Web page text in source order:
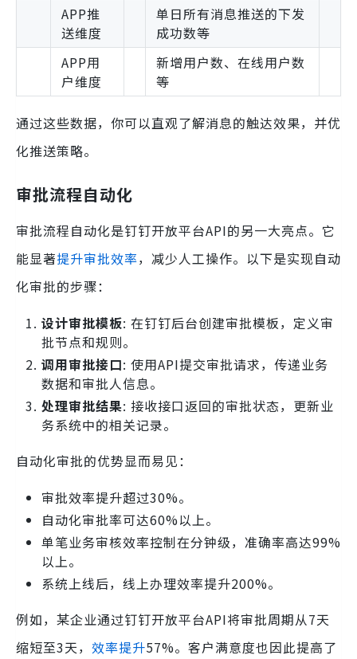
APP推
送维度
单日所有消息推送的下发
成功数等
APP用
户维度
新增用户数、在线用户数
等
通过这些数据，你可以直观了解消息的触达效果，并优
化推送策略。
审批流程自动化
审批流程自动化是钉钉开放平台API的另一大亮点。它
能显著提升审批效率，减少人工操作。以下是实现自动
化审批的步骤：
设计审批模板: 在钉钉后台创建审批模板，定义审
批节点和规则。
调用审批接口: 使用API提交审批请求，传递业务
数据和审批人信息。
处理审批结果: 接收接口返回的审批状态，更新业
务系统中的相关记录。
自动化审批的优势显而易见：
审批效率提升超过30%。
自动化审批率可达60%以上。
单笔业务审核效率控制在分钟级，准确率高达99%
以上。
系统上线后，线上办理效率提升200%。
例如，某企业通过钉钉开放平台API将审批周期从7天
缩短至3天， 效率提升57%。客户满意度也因此提高了